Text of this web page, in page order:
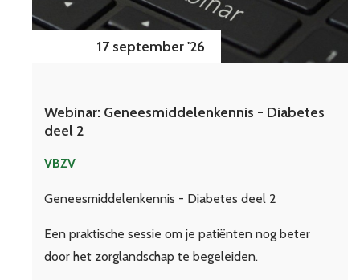
17 september '26
Webinar: Geneesmiddelenkennis - Diabetes
deel 2
VBZV
Geneesmiddelenkennis - Diabetes deel 2
Een praktische sessie om je patiënten nog beter
door het zorglandschap te begeleiden.